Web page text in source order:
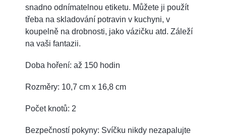
snadno odnímatelnou etiketu. Můžete ji použít
třeba na skladování potravin v kuchyni, v
koupelně na drobnosti, jako vázičku atd. Záleží
na vaši fantazii.
Doba hoření: až 150 hodin
Rozměry: 10,7 cm x 16,8 cm
Počet knotů: 2
Bezpečností pokyny: Svíčku nikdy nezapalujte